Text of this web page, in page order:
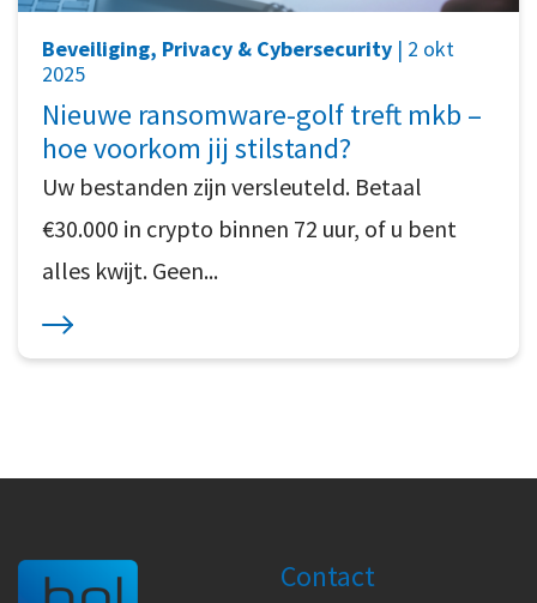
Beveiliging, Privacy & Cybersecurity | 2 okt
2025
Nieuwe ransomware-golf treft mkb –
hoe voorkom jij stilstand?
Uw bestanden zijn versleuteld. Betaal
€30.000 in crypto binnen 72 uur, of u bent
alles kwijt. Geen...
Contact